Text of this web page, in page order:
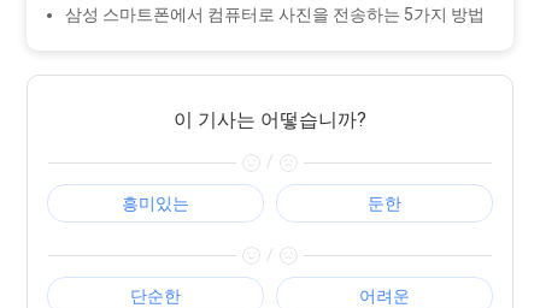
삼성 스마트폰에서 컴퓨터로 사진을 전송하는 5가지 방법
이 기사는 어떻습니까?
/
흥미있는 둔한
/
단순한 어려운